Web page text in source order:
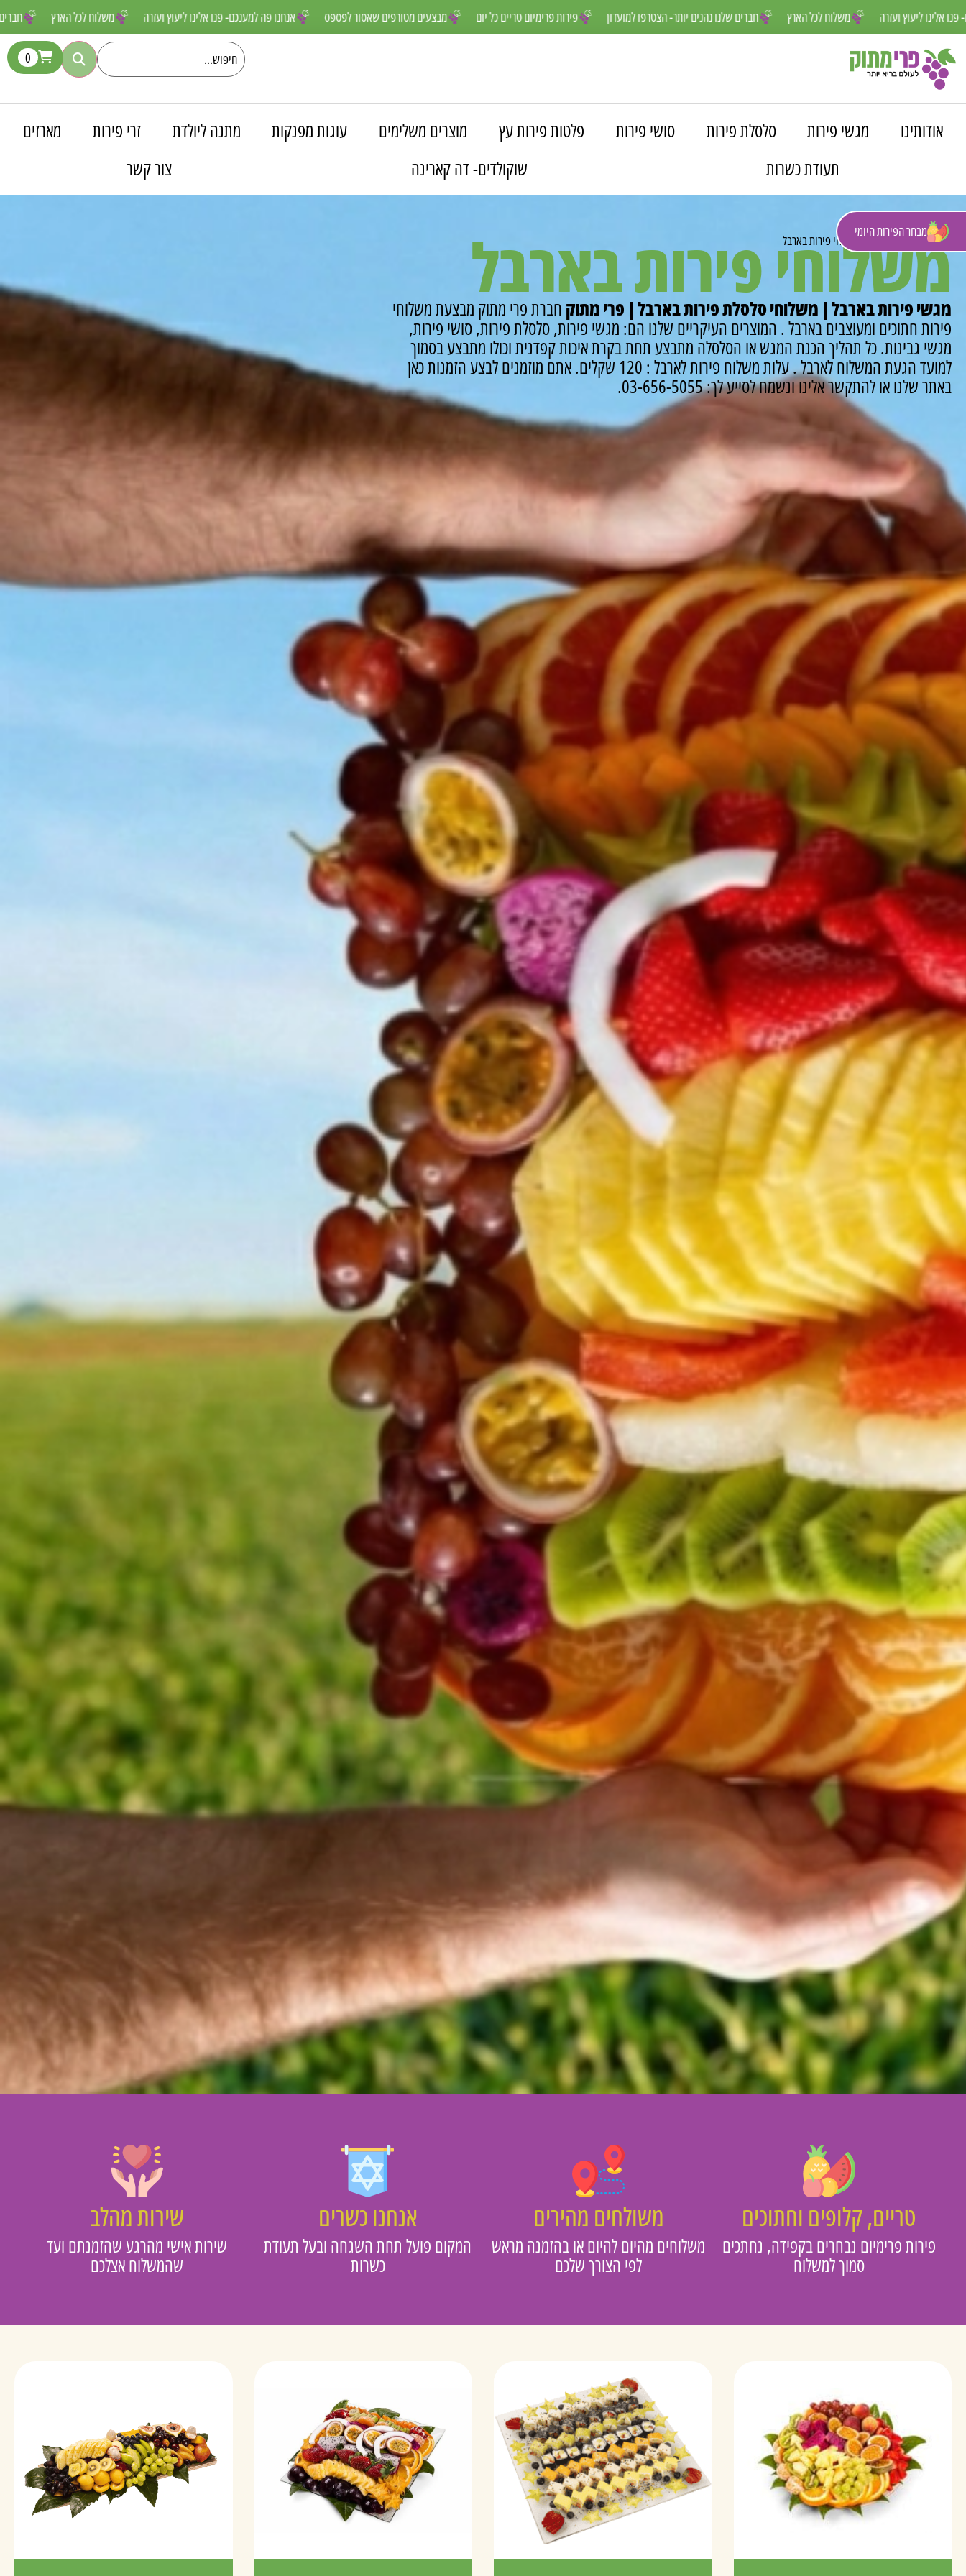
משלוח לכל אנחנו פה למענכם- פנו אלינו ליעוץ ועזרה מבצעים מטורפים שאסור לפספס פירות פרימיום טריים כל יום חברים שלנו נהנים יותר- הצטרפו למועדון משלוח לכל הארץ פה למענכם- פנו אלינו ליעוץ ועזרה
מבחר הפירות היומי
0
אודותינו מגשי פירות סלסלת פירות סושי פירות פלטות פירות עץ מוצרים משלימים עוגות מפנקות מתנה ליולדת זרי פירות
מארזים
תעודת כשרות
שוקולדים- דה קארינה צור קשר
פרי מתוק» משלוחים»משלוחי פירות בארבל
משלוחי פירות בארבל
מגשי פירות בארבל | משלוחי סלסלת פירות בארבל | פרי מתוק חברת פרי מתוק מבצעת משלוחי
פירות חתוכים ומעוצבים בארבל . המוצרים העיקריים שלנו הם: מגשי פירות, סלסלת פירות, סושי פירות,
מגשי גבינות.כל תהליך הכנת המגש או הסלסלה מתבצע תחת בקרת איכות קפדנית וכולו מתבצע בסמוך
למועד הגעת המשלוח לארבל .עלות משלוח פירות לארבל : 120 שקלים. אתם מוזמנים לבצע הזמנות כאן
באתר שלנו או להתקשר אלינו ונשמח לסייע לך: 03-656-5055.
טריים, קלופים וחתוכים
פירות פרימיום נבחרים בקפידה, נחתכים
סמוך למשלוח
משולחים מהירים
משלוחים מהיום להיום או בהזמנה מראש
לפי הצורך שלכם
אנחנו כשרים
המקום פועל תחת השגחה ובעל תעודת
כשרות
שירות מהלב
שירות אישי מהרגע שהזמנתם ועד
שהמשלוח אצלכם